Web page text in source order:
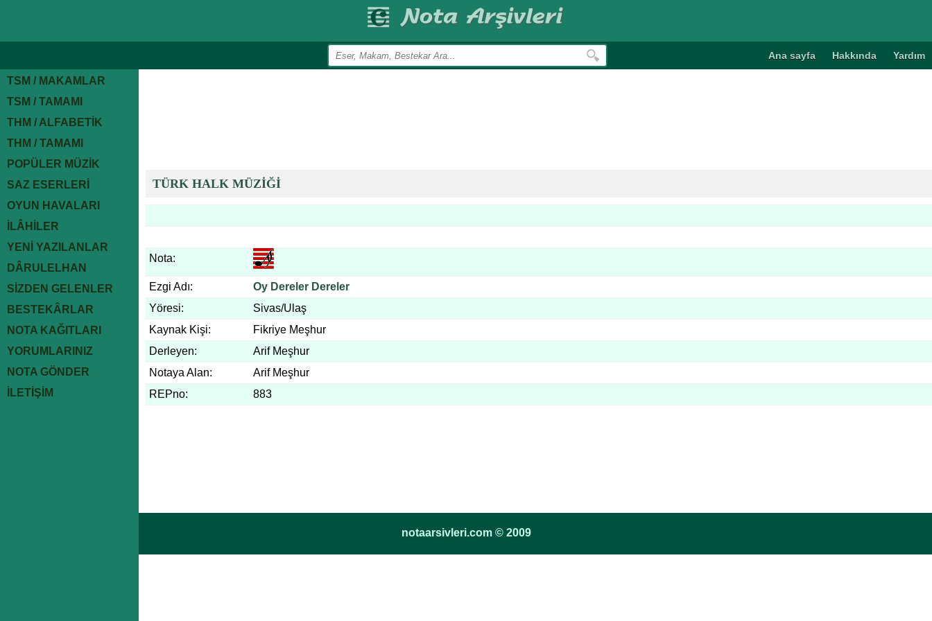
Ana sayfa Hakkında Yardım
TSM / MAKAMLAR
TSM / TAMAMI
THM / ALFABETİK
THM / TAMAMI
POPÜLER MÜZİK
SAZ ESERLERİ
OYUN HAVALARI
İLÂHİLER
YENİ YAZILANLAR
DÂRULELHAN
SİZDEN GELENLER
BESTEKÂRLAR
NOTA KAĞITLARI
YORUMLARINIZ
NOTA GÖNDER
İLETİŞİM
TÜRK HALK MÜZİĞİ
Nota:
Ezgi Adı:
Oy Dereler Dereler
Yöresi:
Sivas/Ulaş
Kaynak Kişi:
Fikriye Meşhur
Derleyen:
Arif Meşhur
Notaya Alan:
Arif Meşhur
REPno:
883
notaarsivleri.com © 2009